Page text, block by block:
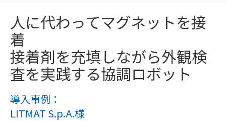
人に代わってマグネットを接
着
接着剤を充填しながら外観検
査を実践する協調ロボット
導入事例：
LITMAT S.p.A.様